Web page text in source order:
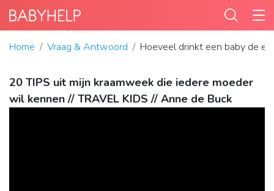
Home Vraag & Antwoord Hoeveel drinkt een baby de
20 TIPS uit mijn kraamweek die iedere moeder
wil kennen // TRAVEL KIDS // Anne de Buck